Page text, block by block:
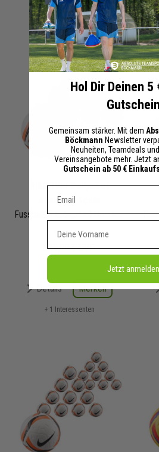
+ 3 Interessenten
Nike 10er Ballpaket
Academy Team
Fussball Trainingsball Grösse 5 | HV4387-102 | Fußbälle Set 10-teilig
149,90 €
249,90 € UVP
Details Merken
+ 1 Interessenten
Hol Dir Deinen 5
Gutschein
Gemeinsam stärker. Mit dem
Böckmann Newsletter
Neuheiten, Teamdeals
Vereinsangebote mehr. Jetzt
Gutschein ab 50 €
Jetzt anmelden